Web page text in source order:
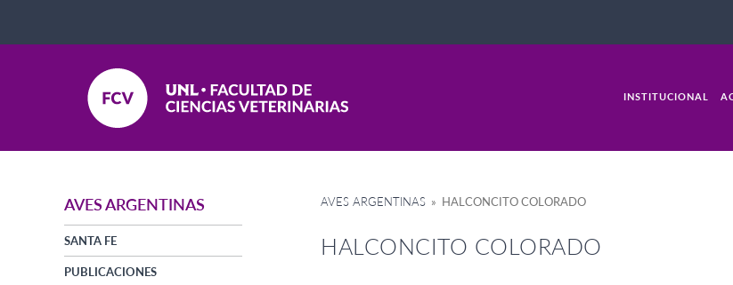
INSTITUCIONAL
AVES ARGENTINAS
SANTA FE
PUBLICACIONES
AVES ARGENTINAS » HALCONCITO COLORADO
HALCONCITO COLORADO